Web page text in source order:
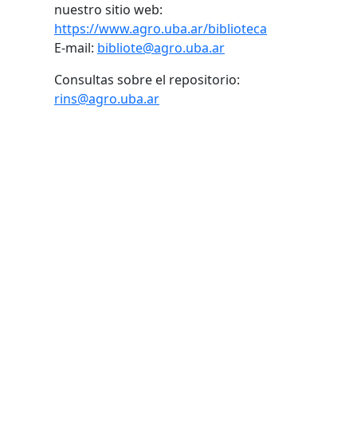
nuestro sitio web:
https://www.agro.uba.ar/biblioteca
E-mail: bibliote@agro.uba.ar
Consultas sobre el repositorio:
rins@agro.uba.ar